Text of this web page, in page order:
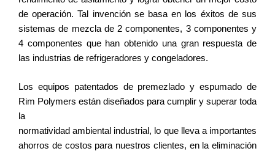
de operación. Tal invención se basa en los éxitos de sus
sistemas de mezcla de 2 componentes, 3 componentes y
4 componentes que han obtenido una gran respuesta de
las industrias de refrigeradores y congeladores.
Los equipos patentados de premezlado y espumado de
Rim Polymers están diseñados para cumplir y superar toda
la
normatividad ambiental industrial, lo que lleva a importantes
ahorros de costos para nuestros clientes, en la eliminación